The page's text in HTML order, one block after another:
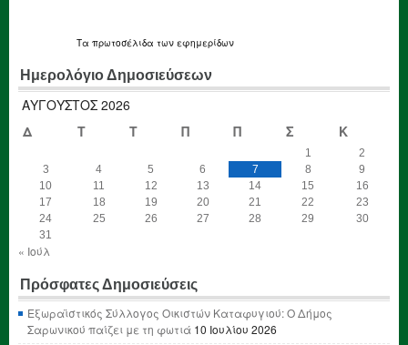
Τα πρωτοσέλιδα των εφημερίδων
Ημερολόγιο Δημοσιεύσεων
ΑΎΓΟΥΣΤΟΣ 2026
Δ
Τ Τ Π Π Σ Κ
1
2
3
4 5 6 7 8
9
10
11 12 13 14 15
16
17
18 19 20 21 22
23
24
25 26 27 28 29
30
31
« Ιούλ
Πρόσφατες Δημοσιεύσεις
Εξωραϊστικός Σύλλογος Οικιστών Καταφυγιού: Ο Δήμος
Σαρωνικού παίζει με τη φωτιά 10 Ιουλίου 2026